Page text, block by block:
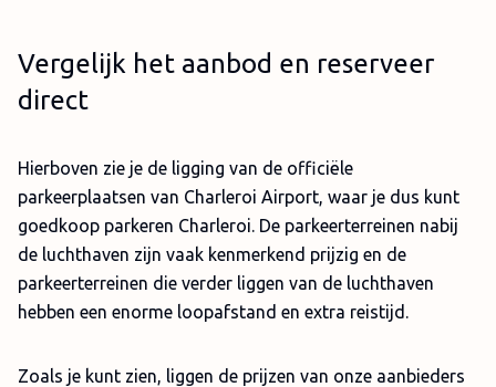
Vergelijk het aanbod en reserveer
direct
Hierboven zie je de ligging van de officiële
parkeerplaatsen van Charleroi Airport, waar je dus kunt
goedkoop parkeren Charleroi. De parkeerterreinen nabij
de luchthaven zijn vaak kenmerkend prijzig en de
parkeerterreinen die verder liggen van de luchthaven
hebben een enorme loopafstand en extra reistijd.
Zoals je kunt zien, liggen de prijzen van onze aanbieders